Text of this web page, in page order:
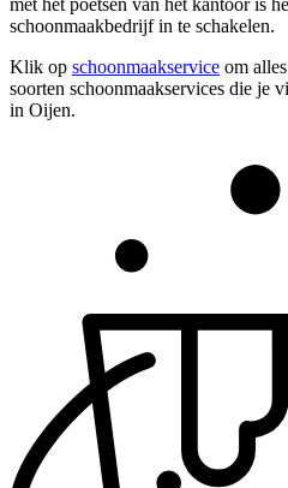
met het poetsen van het kantoor is
schoonmaakbedrijf in te schakelen.
Klik op schoonmaakservice om
soorten schoonmaakservices die je
in Oijen.